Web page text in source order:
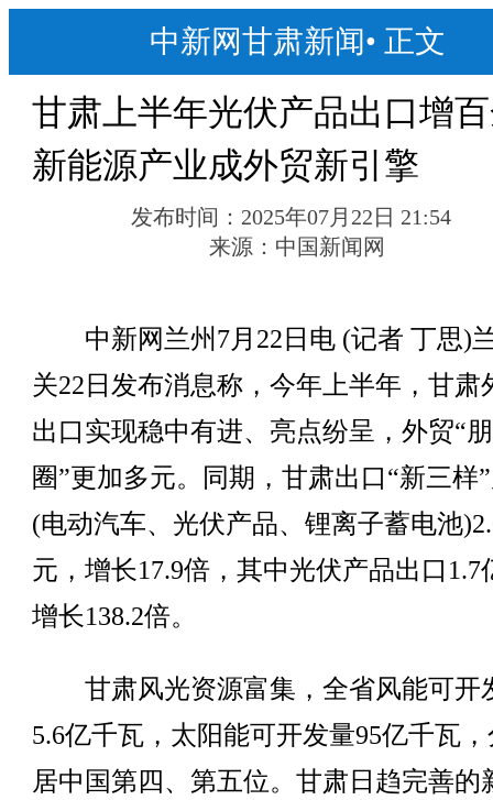
中新网甘肃新闻• 正文
甘肃上半年光伏产品出口增
新能源产业成外贸新引擎
发布时间： 2025年07月22日 21:54
来源： 中国新闻网
中新网兰州7月22日电 (记者 丁思)
关22日发布消息称，今年上半年，甘肃
出口实现稳中有进、亮点纷呈，外贸“
圈”更加多元。同期，甘肃出口“新三样
(电动汽车、光伏产品、锂离子蓄电池
元，增长17.9倍，其中光伏产品出口1.7
增长138.2倍。
甘肃风光资源富集，全省风能可开
5.6亿千瓦，太阳能可开发量95亿千瓦
居中国第四、第五位。甘肃日趋完善的